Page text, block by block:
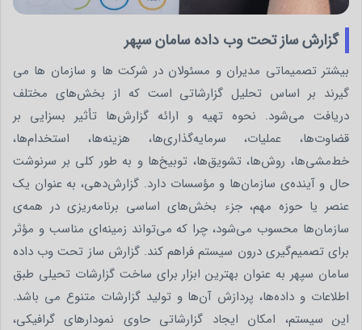
گزارش ساز تحت وب داده سامان سپهر
بیشتر تصمیماتی مدیران و مسئولان در شرکت ها و سازمان ها می
گیرند بر اساس تحلیل گزارشاتی است که از بخش‌های مختلف
دریافت می‌شود. نحوه تهیه و ارائه گزارش‌ها تأثیر بسزایی بر
قضاوت‌ها، عملیات، سرمایه‌گذاری‌ها، هزینه‌ها، استخدام‌ها،
خط‌مشی‌ها، روش‌ها، تشویق‌ها، توبیخ‌ها و به طور کلی بر سرنوشت
حال و آینده‌ی سازمان‌ها و مؤسسات دارد. گزارش‌دهی، به عنوان یک
عنصر یا حوزه مهم، جزء بخش‌های اساسی برنامه‌ریزی در همه‌ی
سازمان‌ها محسوب می‌شود، چرا که می‌تواند زمینه‌ای مناسب و مؤثر
برای تصمیم‌گیری درون سیستم فراهم کند. گزارش ساز تحت وب داده
سامان سپهر به عنوان بهترین ابزار برای ساخت گزارشات تحیلی طبق
اطلاعات و داده‌ها، پردازش آن‌ها و تولید گزارشات متنوع می باشد.
این سیستم، امکان ایجاد گزارشاتی حاوی نمودارهای گرافیکی،